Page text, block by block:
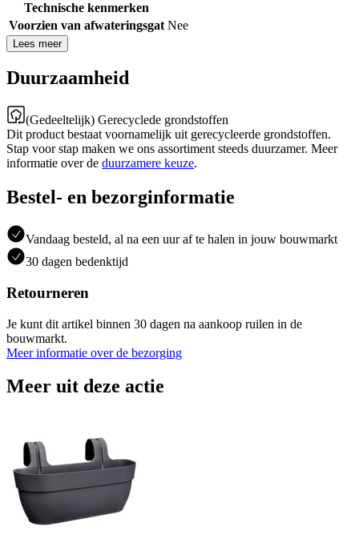
Technische kenmerken
Voorzien van afwateringsgat Nee
Lees meer
Duurzaamheid
(Gedeeltelijk) Gerecyclede grondstoffen
Dit product bestaat voornamelijk uit gerecycleerde grondstoffen.
Stap voor stap maken we ons assortiment steeds duurzamer. Meer
informatie over de duurzamere keuze.
Bestel- en bezorginformatie
Vandaag besteld, al na een uur af te halen in jouw bouwmarkt
30 dagen bedenktijd
Retourneren
Je kunt dit artikel binnen 30 dagen na aankoop ruilen in de
bouwmarkt.
Meer informatie over de bezorging
Meer uit deze actie